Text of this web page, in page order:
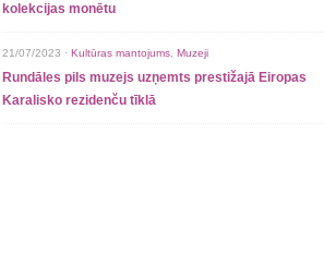
kolekcijas monētu
21/07/2023 · Kultūras mantojums Muzeji
Rundāles pils muzejs uzņemts prestižajā Eiropas
Karalisko rezidenču tīklā